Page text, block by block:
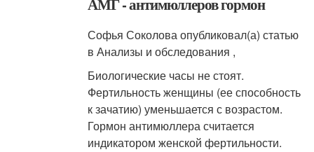
АМГ - антимюллеров гормон
Софья Соколова опубликовал(а) статью
в Анализы и обследования ,
Биологические часы не стоят.
Фертильность женщины (ее способность
к зачатию) уменьшается с возрастом.
Гормон антимюллера считается
индикатором женской фертильности.